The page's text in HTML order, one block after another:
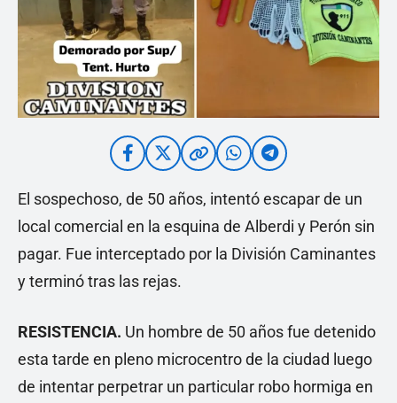
El sospechoso, de 50 años, intentó escapar de un
local comercial en la esquina de Alberdi y Perón sin
pagar. Fue interceptado por la División Caminantes
y terminó tras las rejas.
RESISTENCIA. Un hombre de 50 años fue detenido
esta tarde en pleno microcentro de la ciudad luego
de intentar perpetrar un particular robo hormiga en